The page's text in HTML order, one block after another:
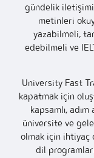
gündelik
metinleri
yazabilmeli,
edebilmeli ve
University Fast
kapatmak için
kapsamlı,
üniversite ve
olmak için ihtiyaç
dil